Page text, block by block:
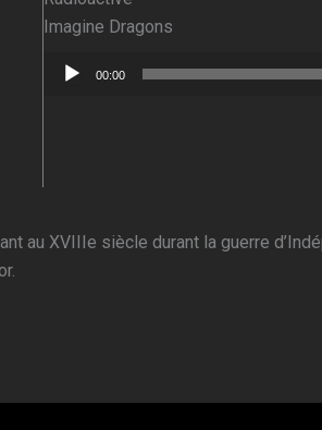
Imagine Dragons
Lecteur 00:00
au XVIIIe siècle durant la guerre